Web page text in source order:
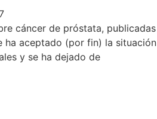
cáncer de próstata, publicadas
ha aceptado (por fin) la situación
y se ha dejado de